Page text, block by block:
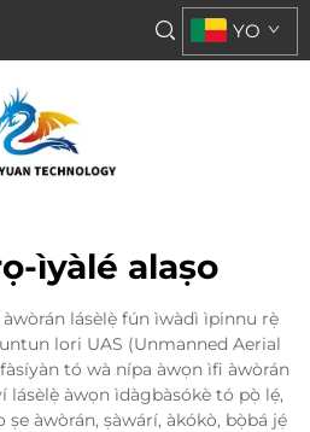
YO
ìyàlé alaṣo
lásèlẹ̀ fún ìwàdì ìpinnu rẹ̀
lori UAS (Unmanned Aerial
tó wà nípa àwọn ìfi àwòrán
àwọn ìdàgbàsókè tó pọ̀ lẹ́,
àwòrán, ṣàwárí, àkókò, bọ̀bá jẹ́